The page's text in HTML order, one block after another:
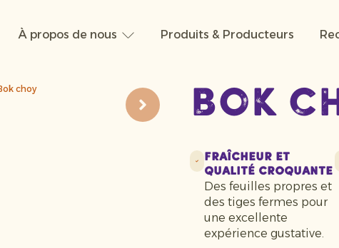
À propos de nous Produits & Producteurs
choy Bok
Fraîcheur et
qualité croquante
Des feuilles propres et
des tiges fermes pour
une excellente
expérience gustative.